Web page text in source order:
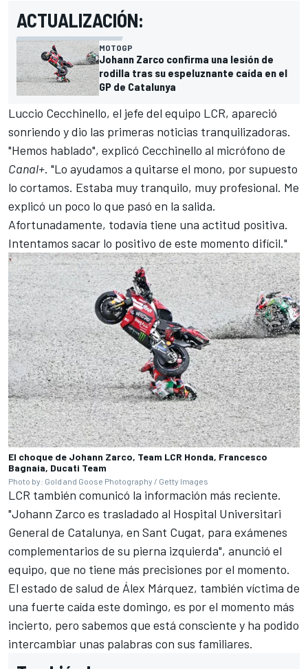
ACTUALIZACIÓN:
MOTOGP
Johann Zarco confirma una lesión de
rodilla tras su espeluznante caída en el
GP de Catalunya
Luccio Cecchinello, el jefe del equipo LCR, apareció
sonriendo y dio las primeras noticias tranquilizadoras.
"Hemos hablado", explicó Cecchinello al micrófono de
Canal+. "Lo ayudamos a quitarse el mono, por supuesto
lo cortamos. Estaba muy tranquilo, muy profesional. Me
explicó un poco lo que pasó en la salida.
Afortunadamente, todavía tiene una actitud positiva.
Intentamos sacar lo positivo de este momento difícil."
El choque de Johann Zarco, Team LCR Honda, Francesco
Bagnaia, Ducati Team
Photo by: Gold and Goose Photography / Getty Images
LCR también comunicó la información más reciente.
"Johann Zarco es trasladado al Hospital Universitari
General de Catalunya, en Sant Cugat, para exámenes
complementarios de su pierna izquierda", anunció el
equipo, que no tiene más precisiones por el momento.
El estado de salud de Álex Márquez, también víctima de
una fuerte caída este domingo, es por el momento más
incierto, pero sabemos que está consciente y ha podido
intercambiar unas palabras con sus familiares.